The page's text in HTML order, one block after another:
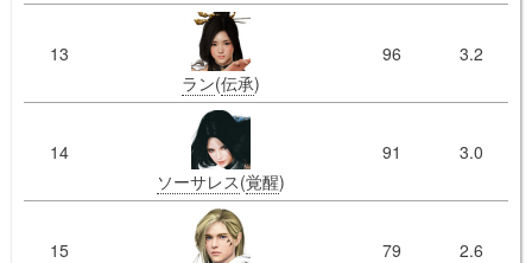
13
ラン(伝承)
96 3.2
14
ソーサレス(覚醒)
91 3.0
15
79 2.6